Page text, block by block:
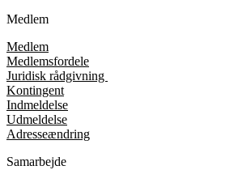
Medlem
Medlem
Medlemsfordele
Juridisk rådgivning
Kontingent
Indmeldelse
Udmeldelse
Adresseændring
Samarbejde